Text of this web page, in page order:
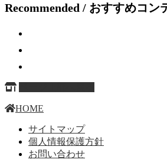
Recommended / おすすめコン
HOME
サイトマップ
個人情報保護方針
お問い合わせ